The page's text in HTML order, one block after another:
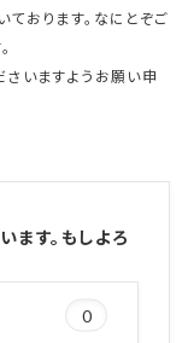
おります。なにとぞご
さいますようお願い申
ます。もしよろ
0